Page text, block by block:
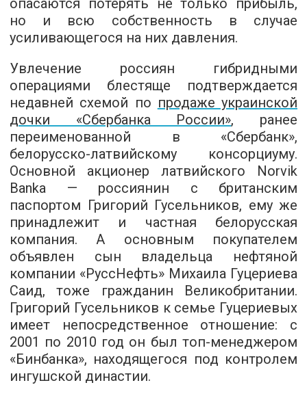
опасаются потерять не только прибыль,
но и всю собственность в случае
усиливающегося на них давления.
Увлечение россиян гибридными
операциями блестяще подтверждается
недавней схемой по продаже украинской
дочки «Сбербанка России», ранее
переименованной в «Сбербанк»,
белорусско-латвийскому консорциуму.
Основной акционер латвийского Norvik
Banka — россиянин с британским
паспортом Григорий Гусельников, ему же
принадлежит и частная белорусская
компания. А основным покупателем
объявлен сын владельца нефтяной
компании «РуссНефть» Михаила Гуцериева
Саид, тоже гражданин Великобритании.
Григорий Гусельников к семье Гуцериевых
имеет непосредственное отношение: с
2001 по 2010 год он был топ-менеджером
«Бинбанка», находящегося под контролем
ингушской династии.